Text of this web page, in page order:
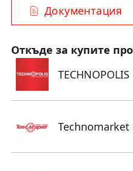
Документация
Откъде за купите
TECHNOPOLIS
Technomarket